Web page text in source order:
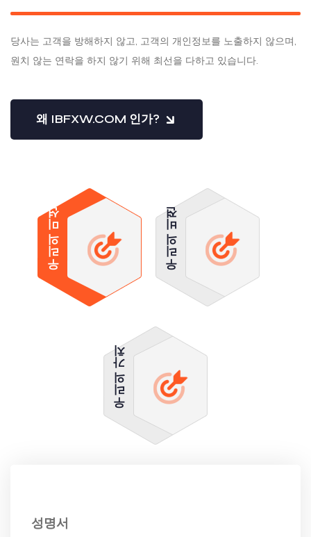
당사는 고객을 방해하지 않고, 고객의 개인정보를 노출하지 않으며,
원치 않는 연락을 하지 않기 위해 최선을 다하고 있습니다.
왜 IBFXW.COM 인가?
우리의 미션 우리의 비젼
우리의 가치
성명서